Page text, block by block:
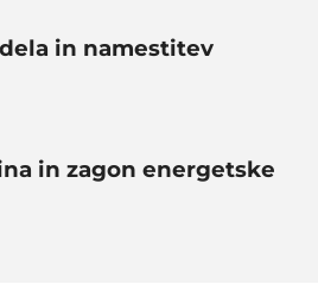
in namestitev
in zagon energetske